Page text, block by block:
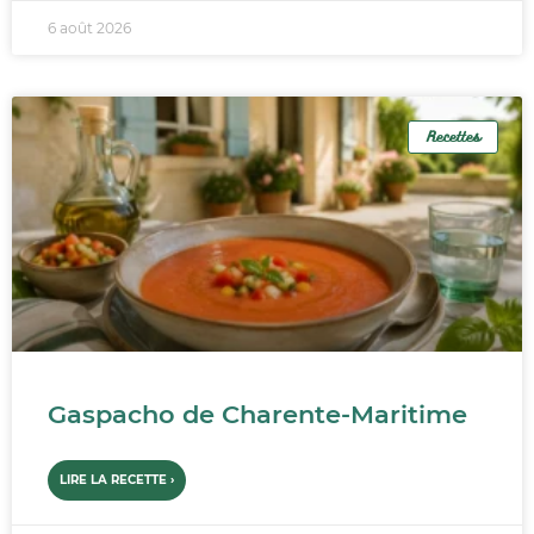
6 août 2026
Recettes
Gaspacho de Charente-Maritime
LIRE LA RECETTE ›